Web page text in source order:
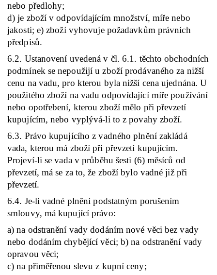
nebo předlohy;
d) je zboží v odpovídajícím množství, míře nebo
jakosti; e) zboží vyhovuje požadavkům právních
předpisů.
6.2. Ustanovení uvedená v čl. 6.1. těchto obchodních
podmínek se nepoužijí u zboží prodávaného za nižší
cenu na vadu, pro kterou byla nižší cena ujednána. U
použitého zboží na vadu odpovídající míře používání
nebo opotřebení, kterou zboží mělo při převzetí
kupujícím, nebo vyplývá-li to z povahy zboží.
6.3. Právo kupujícího z vadného plnění zakládá
vada, kterou má zboží při převzetí kupujícím.
Projeví-li se vada v průběhu šesti (6) měsíců od
převzetí, má se za to, že zboží bylo vadné již při
převzetí.
6.4. Je-li vadné plnění podstatným porušením
smlouvy, má kupující právo:
a) na odstranění vady dodáním nové věci bez vady
nebo dodáním chybějící věci; b) na odstranění vady
opravou věci;
c) na přiměřenou slevu z kupní ceny;